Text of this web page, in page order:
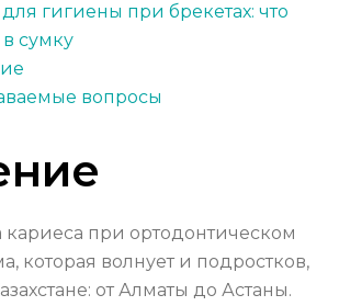
гигиены при брекетах: что
сумку
вопросы
при ортодонтическом
которая волнует и подростков,
от Алматы до Астаны.